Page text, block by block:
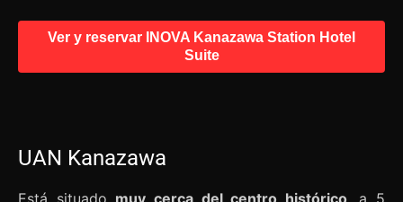
Ver y reservar INOVA Kanazawa Station Hotel
Suite
UAN Kanazawa